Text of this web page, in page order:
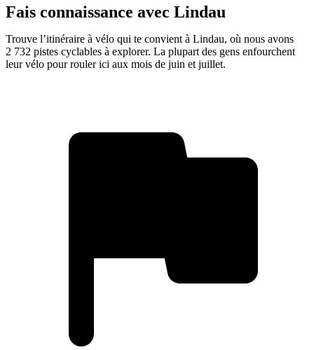
Fais connaissance avec Lindau
Trouve l’itinéraire à vélo qui te convient à Lindau, où nous avons
2 732 pistes cyclables à explorer. La plupart des gens enfourchent
leur vélo pour rouler ici aux mois de juin et juillet.